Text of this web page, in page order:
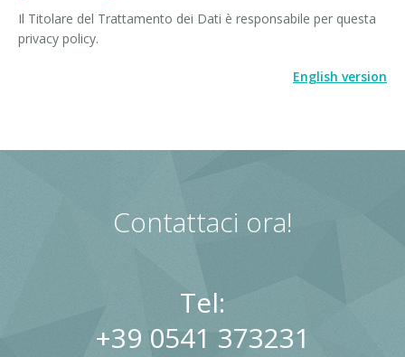
Il Titolare del Trattamento dei Dati è responsabile per questa
privacy policy.
English version
Contattaci ora!
Tel:
+39 0541 373231